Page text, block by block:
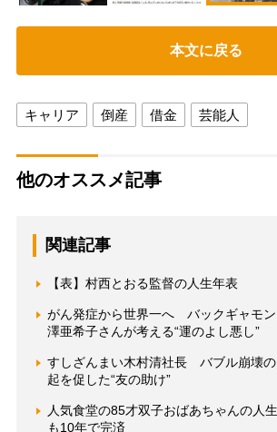
本文に戻る
キャリア 倒産 借金 芸能人
他のオススメ記事
関連記事
【表】村西とおる監督の人生年表
がん発症から世界一へ バックギャモ
澤亜希子さんが考える“運のよし悪し”
すしざんまい木村清社長 バブル崩壊
起を促した“友の助け”
人気食堂の85才双子おばあちゃんの人
も10年で完済